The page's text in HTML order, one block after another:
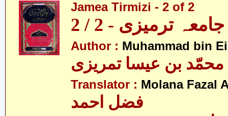
Jamea Tirmizi - 2 of 2
جامعہ ترمیزی - 2 / 2
Author : Muhammad bin
Translator : Molana Fazal
فضل احمد